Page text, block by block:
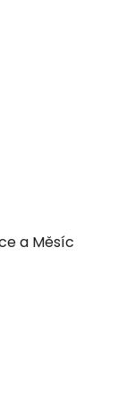
a Měsíc